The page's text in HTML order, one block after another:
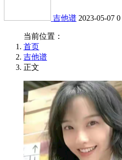
吉他谱 2023-05-07 0
当前位置：
首页
吉他谱
正文